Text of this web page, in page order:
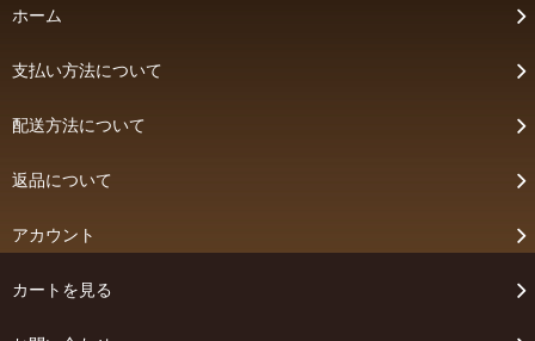
ホーム
支払い方法について
配送方法について
返品について
アカウント
カートを見る